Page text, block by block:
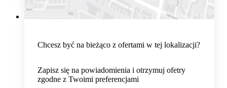
Chcesz być na bieżąco z ofertami w tej lokalizacji?
Zapisz się na powiadomienia i otrzymuj ofetry
zgodne z Twoimi preferencjami